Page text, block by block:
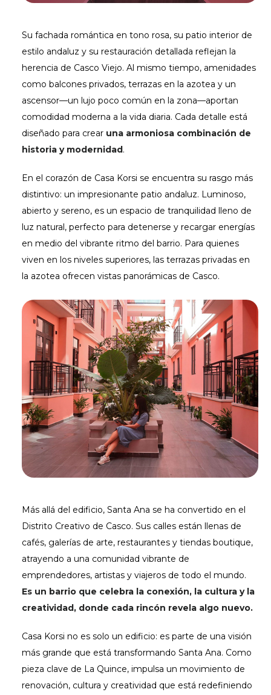
Su fachada romántica en tono rosa, su patio interior de
estilo andaluz y su restauración detallada reflejan la
herencia de Casco Viejo. Al mismo tiempo, amenidades
como balcones privados, terrazas en la azotea y un
ascensor—un lujo poco común en la zona—aportan
comodidad moderna a la vida diaria. Cada detalle está
diseñado para crear una armoniosa combinación de
historia y modernidad .
En el corazón de Casa Korsi se encuentra su rasgo más
distintivo: un impresionante patio andaluz. Luminoso,
abierto y sereno, es un espacio de tranquilidad lleno de
luz natural, perfecto para detenerse y recargar energías
en medio del vibrante ritmo del barrio. Para quienes
viven en los niveles superiores, las terrazas privadas en
la azotea ofrecen vistas panorámicas de Casco.
Más allá del edificio, Santa Ana se ha convertido en el
Distrito Creativo de Casco. Sus calles están llenas de
cafés, galerías de arte, restaurantes y tiendas boutique,
atrayendo a una comunidad vibrante de
emprendedores, artistas y viajeros de todo el mundo.
Es un barrio que celebra la conexión, la cultura y la
creatividad, donde cada rincón revela algo nuevo.
Casa Korsi no es solo un edificio: es parte de una visión
más grande que está transformando Santa Ana. Como
pieza clave de La Quince, impulsa un movimiento de
renovación, cultura y creatividad que está redefiniendo